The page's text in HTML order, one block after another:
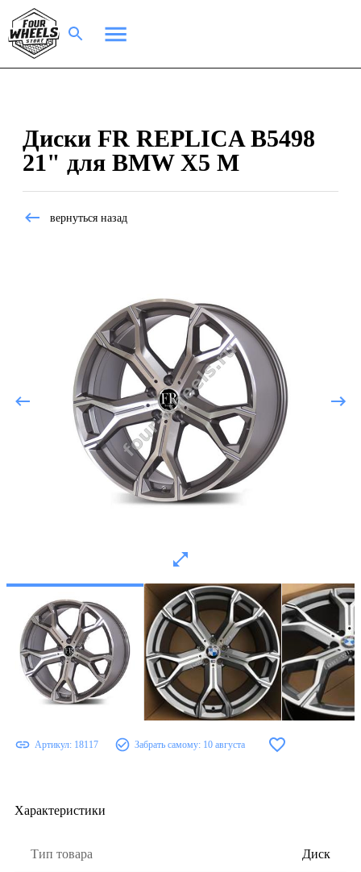
Диски FR REPLICA B5498
21" для BMW X5 M
вернуться назад
Артикул: 18117 Забрать самому: 10 августа
Характеристики
Тип товара Диск